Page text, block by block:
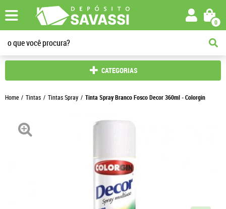
0
CATEGORIAS
Home Tintas Tintas Spray Tinta Spray Branco Fosco Decor 360ml - Colorgin